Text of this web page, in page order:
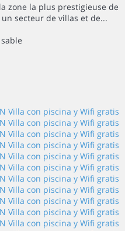
zone la plus prestigieuse de
secteur de villas et de...